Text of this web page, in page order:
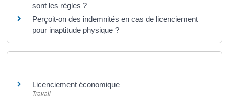
sont les règles ?
Perçoit-on des indemnités en cas de licenciement
pour inaptitude physique ?
Licenciement économique
Travail